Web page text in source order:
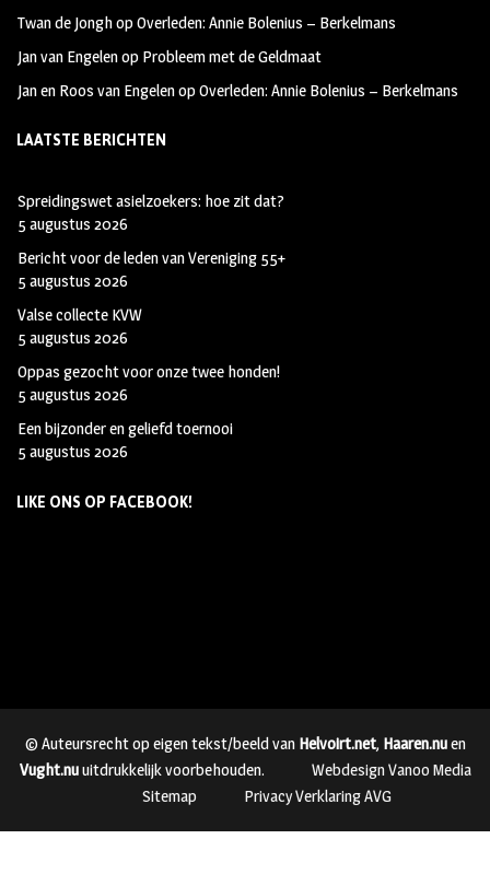
Twan de JonghopOverleden: Annie Bolenius – Berkelmans
Jan van Engelenop Probleem met de Geldmaat
Jan en Roos van EngelenopOverleden: Annie Bolenius – Berkelmans
LAATSTE BERICHTEN
Spreidingswet asielzoekers: hoe zit dat?
5 augustus 2026
Bericht voor de leden van Vereniging 55+
5 augustus 2026
Valse collecte KVW
5 augustus 2026
Oppas gezocht voor onze twee honden!
5 augustus 2026
Een bijzonder en geliefd toernooi
5 augustus 2026
LIKE ONS OP FACEBOOK!
© Auteursrecht op eigen tekst/beeld van Helvoirt.net, Haaren.nuen
Vught.nuuitdrukkelijk voorbehouden.
Webdesign Vanoo Media
Sitemap
Privacy Verklaring AVG